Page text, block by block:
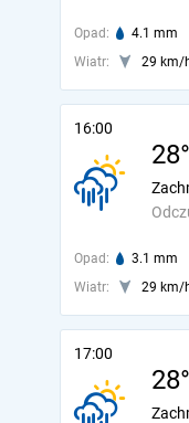
Opad: 4.1 mm
Wiatr:
29 km/
16:00
Opad: 3.1 mm
Wiatr:
29 km/
17:00